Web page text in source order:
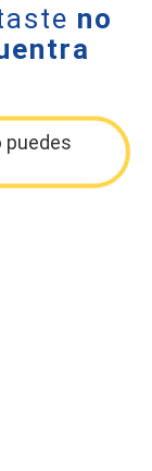
no
puedes